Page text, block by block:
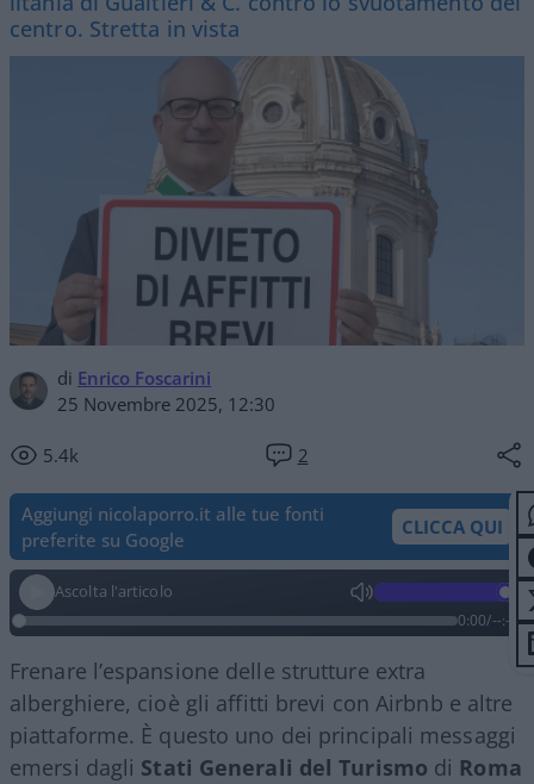
centro. Stretta in vista
di Enrico Foscarini
25 Novembre 2025, 12:30
5.4k 2
Aggiungi nicolaporro.it alle tue fonti
preferite su Google
CLICCA QUI
Ascolta l'articolo
0:00/--:--
Frenare l’espansione delle strutture extra
alberghiere, cioè gli affitti brevi con Airbnb e altre
piattaforme. È questo uno dei principali messaggi
emersi dagli Stati Generali del Turismo di Roma